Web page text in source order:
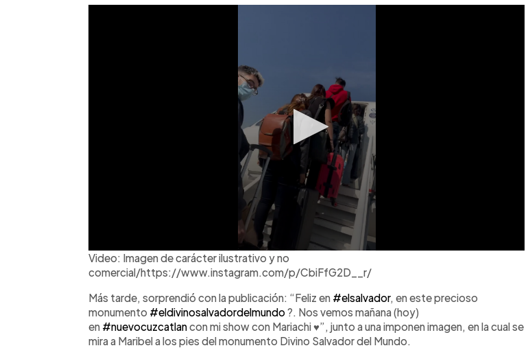
Video: Imagen de carácter ilustrativo y no
comercial/https://www.instagram.com/p/CbiFfG2D__r/
Más tarde, sorprendió con la publicación: “Feliz en #elsalvador, en este precioso
monumento #eldivinosalvadordelmundo?. Nos vemos mañana (hoy)
en #nuevocuzcatlancon mi show con Mariachi ♥”, junto a una imponen imagen, en la cual se
mira a Maribel a los pies del monumento Divino Salvador del Mundo.